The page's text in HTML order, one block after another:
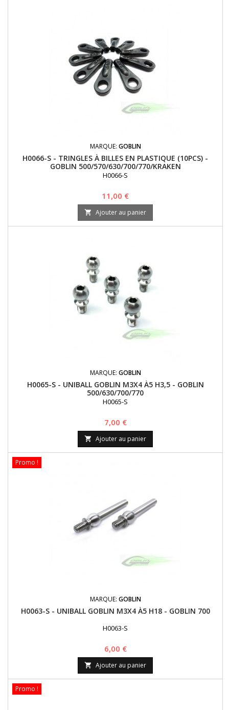
MARQUE: GOBLIN
H0066-S - TRINGLES À BILLES EN PLASTIQUE (10PCS) -
GOBLIN 500/570/630/700/770/KRAKEN
H0066-S
Prix
11,00 €
 Ajouter au panier
MARQUE: GOBLIN
H0065-S - UNIBALL GOBLIN M3X4 À5 H3,5 - GOBLIN
500/630/700/770
H0065-S
Prix
7,00 €
 Ajouter au panier
Promo !
MARQUE: GOBLIN
H0063-S - UNIBALL GOBLIN M3X4 À5 H18 - GOBLIN 700
H0063-S
Prix
6,00 €
 Ajouter au panier
Promo !